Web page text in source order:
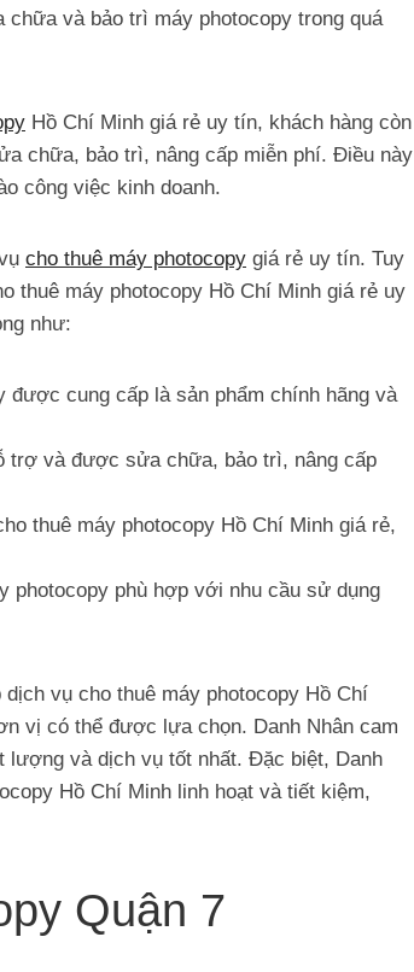
và bảo trì máy photocopy trong quá
Hồ Chí Minh giá rẻ uy tín, khách hàng còn
chữa, bảo trì, nâng cấp miễn phí. Điều này
công việc kinh doanh.
cho thuê máy photocopy giá rẻ uy tín. Tuy
thuê máy photocopy Hồ Chí Minh giá rẻ uy
như:
cung cấp là sản phẩm chính hãng và
trợ và được sửa chữa, bảo trì, nâng cấp
thuê máy photocopy Hồ Chí Minh giá rẻ,
photocopy phù hợp với nhu cầu sử dụng
vụ cho thuê máy photocopy Hồ Chí
vị có thể được lựa chọn. Danh Nhân cam
lượng và dịch vụ tốt nhất. Đặc biệt, Danh
Hồ Chí Minh linh hoạt và tiết kiệm,
Quận 7